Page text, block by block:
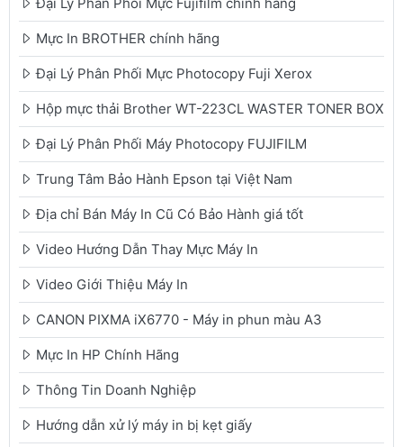
Mực In BROTHER chính hãng
Đại Lý Phân Phối Mực Photocopy Fuji Xerox
Hộp mực thải Brother WT-223CL WASTER TONER BOX
Đại Lý Phân Phối Máy Photocopy FUJIFILM
Trung Tâm Bảo Hành Epson tại Việt Nam
Địa chỉ Bán Máy In Cũ Có Bảo Hành giá tốt
Video Hướng Dẫn Thay Mực Máy In
Video Giới Thiệu Máy In
CANON PIXMA iX6770 - Máy in phun màu A3
Mực In HP Chính Hãng
Thông Tin Doanh Nghiệp
Hướng dẫn xử lý máy in bị kẹt giấy